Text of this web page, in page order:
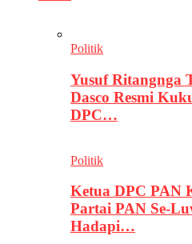
Politik
Yusuf Ritangnga
Dasco Resmi
DPC…
Politik
Ketua DPC PAN
Partai PAN Se-
Hadapi…